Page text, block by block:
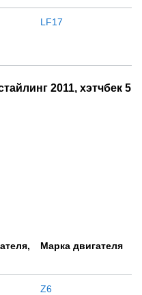
LF17
2011, хэтчбек 5
Марка двигателя
Z6